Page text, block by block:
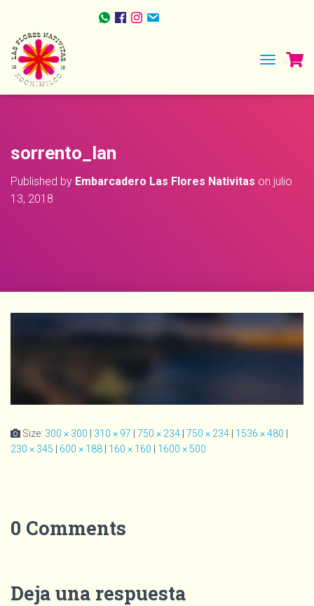
TOGGLE
sorrento_lan
Published by Embarcadero Las Flores Nativitas on julio
13, 2018
Size: 300 × 300 310 × 97 750 × 234 750 × 234 1536 × 480
230 × 345
600 × 188 160 × 160 1600 × 500
0 Comments
Deja una respuesta